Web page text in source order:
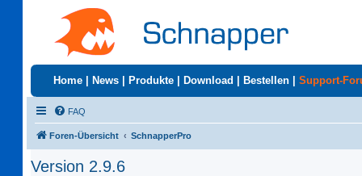
Home News Produkte Download Bestellen Support-
FAQ
Foren-Übersicht SchnapperPro
Version 2.9.6